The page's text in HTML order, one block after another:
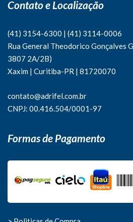
Contato e Localização
(41) 3154-6300 | (41) 3114-0006
Rua General Theodorico Gonçalves
3807 2A/2B)
Xaxim | Curitiba-PR | 81720070
contato@adrifel.com.br
CNPJ: 00.416.504/0001-97
Formas de Pagamento